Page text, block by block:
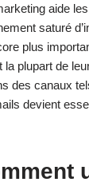
aide
saturé
plus
plupart de
des canaux
devient